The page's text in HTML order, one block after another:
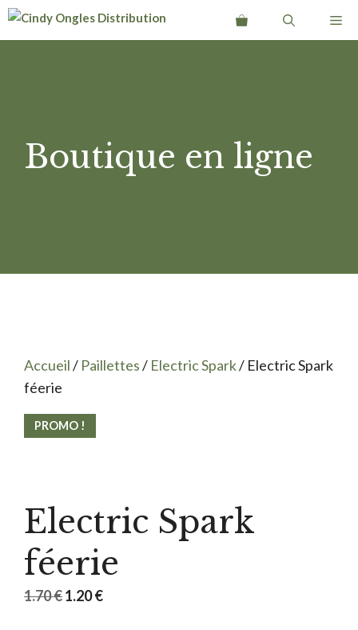
Aller
Boutique en ligne
Accueil/ Paillettes/ Electric Spark/ Electric Spark
féerie
PROMO !
Electric Spark
féerie
1.70€Le
1.20€Le